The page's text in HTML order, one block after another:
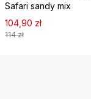
Safari sandy mix
104,90 zł
114 zł